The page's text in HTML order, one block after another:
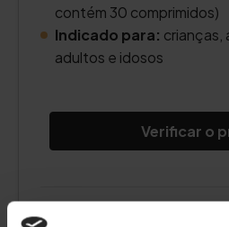
contém 30 comprimidos)
Indicado para: crianças,
adultos e idosos
Verificar o
Descrição do produto